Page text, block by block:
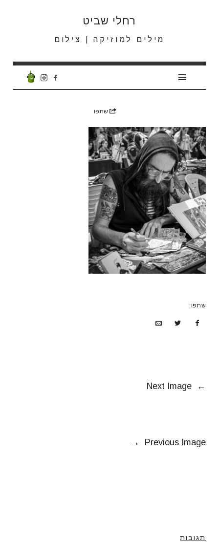
רחלי
שביט
רחלי שביט
מילים למוזיקה | צילום
שתפו
שתפו:
←
Next Image
Previous Image
→
תגובות